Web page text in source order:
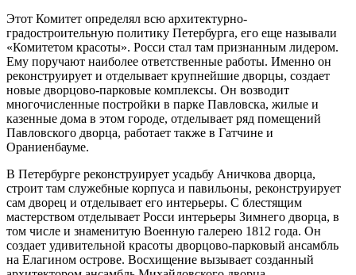
Этот Комитет определял всю архитектурно-
градостроительную политику Петербурга, его еще называли
«Комитетом красоты». Росси стал там признанным лидером.
Ему поручают наиболее ответственные работы. Именно он
реконструирует и отделывает крупнейшие дворцы, создает
новые дворцово-парковые комплексы. Он возводит
многочисленные постройки в парке Павловска, жилые и
казенные дома в этом городе, отделывает ряд помещений
Павловского дворца, работает также в Гатчине и
Ораниенбауме.
В Петербурге реконструирует усадьбу Аничкова дворца,
строит там служебные корпуса и павильоны, реконструирует
сам дворец и отделывает его интерьеры. С блестящим
мастерством отделывает Росси интерьеры Зимнего дворца, в
том числе и знаменитую Военную галерею 1812 года. Он
создает удивительной красоты дворцово-парковый ансамбль
на Елагином острове. Восхищение вызывает созданный